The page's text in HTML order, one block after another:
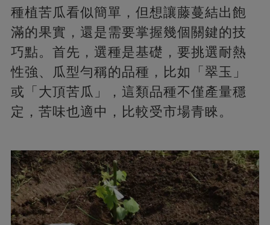
種植苦瓜看似簡單，但想讓藤蔓結出飽
滿的果實，還是需要掌握幾個關鍵的技
巧點。首先，選種是基礎，要挑選耐熱
性強、瓜型勻稱的品種，比如「翠玉」
或「大頂苦瓜」，這類品種不僅產量穩
定，苦味也適中，比較受市場青睞。